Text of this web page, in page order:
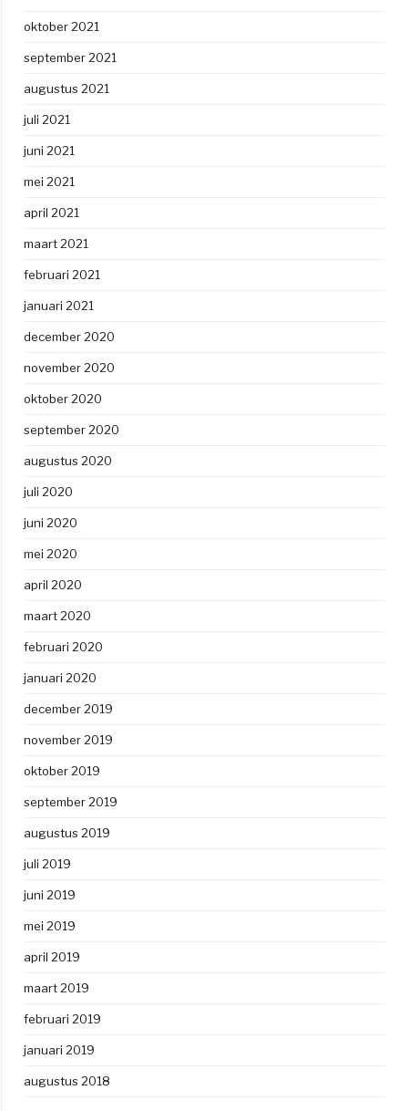
oktober 2021
september 2021
augustus 2021
juli 2021
juni 2021
mei 2021
april 2021
maart 2021
februari 2021
januari 2021
december 2020
november 2020
oktober 2020
september 2020
augustus 2020
juli 2020
juni 2020
mei 2020
april 2020
maart 2020
februari 2020
januari 2020
december 2019
november 2019
oktober 2019
september 2019
augustus 2019
juli 2019
juni 2019
mei 2019
april 2019
maart 2019
februari 2019
januari 2019
augustus 2018